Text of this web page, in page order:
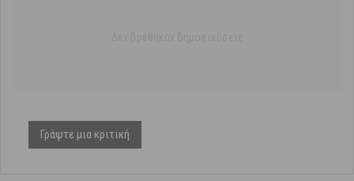
Γράψτε μια κριτική